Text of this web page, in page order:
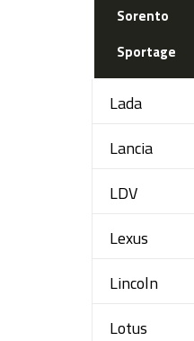
Sorento
Sportage
Lada
Lancia
LDV
Lexus
Lincoln
Lotus